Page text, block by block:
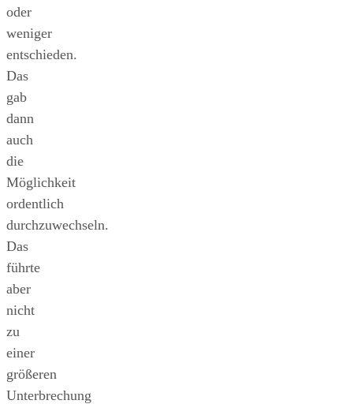
oder
weniger
entschieden.
Das
gab
dann
auch
die
Möglichkeit
ordentlich
durchzuwechseln.
Das
führte
aber
nicht
zu
einer
größeren
Unterbrechung